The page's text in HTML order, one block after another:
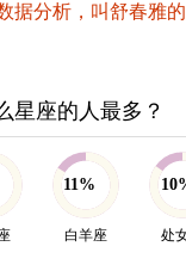
据分析，叫舒春雅
星座的人最多？
11%
白羊座 处